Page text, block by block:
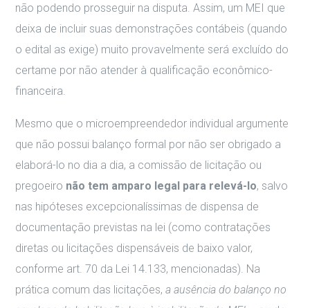
não podendo prosseguir na disputa. Assim, um MEI que
deixa de incluir suas demonstrações contábeis (quando
o edital as exige) muito provavelmente será excluído do
certame por não atender à qualificação econômico-
financeira.
Mesmo que o microempreendedor individual argumente
que não possui balanço formal por não ser obrigado a
elaborá-lo no dia a dia, a comissão de licitação ou
pregoeiro não tem amparo legal para relevá-lo, salvo
nas hipóteses excepcionalíssimas de dispensa de
documentação previstas na lei (como contratações
diretas ou licitações dispensáveis de baixo valor,
conforme art. 70 da Lei 14.133, mencionadas). Na
prática comum das licitações,a ausência do balanço no